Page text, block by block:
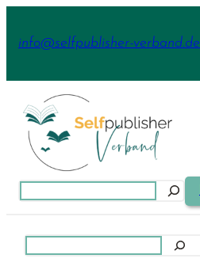
Inhalt
info@selfpublisher-verband.de